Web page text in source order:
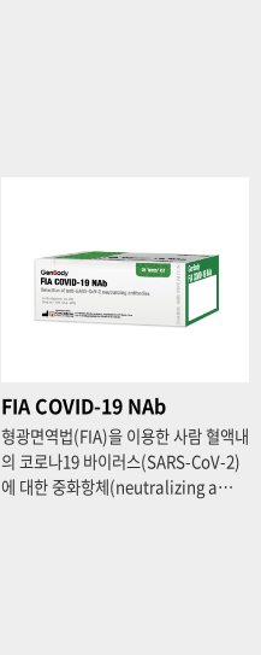
FIA COVID-19 NAb
형광면역법(FIA)을 이용한 사람 혈액내
의 코로나19 바이러스(SARS-CoV-2)
에 대한 중화항체(neutralizing a…